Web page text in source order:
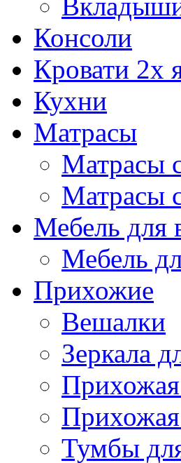
Консоли
Кровати 2х
Кухни
Матрасы
Матрасы
Матрасы
Мебель для
Мебель
Прихожие
Вешалки
Зеркала
Тумбы